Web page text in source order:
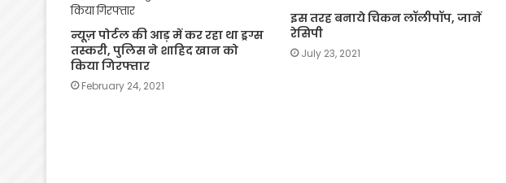
न्यूज़ पोर्टल की आड़ में कर रहा था ड्रग्स
तस्करी, पुलिस ने शाहिद खान को
किया गिरफ्तार
February 24, 2021
इस तरह बनाये चिकन लॉलीपॉप, जानें
रेसिपी
July 23, 2021